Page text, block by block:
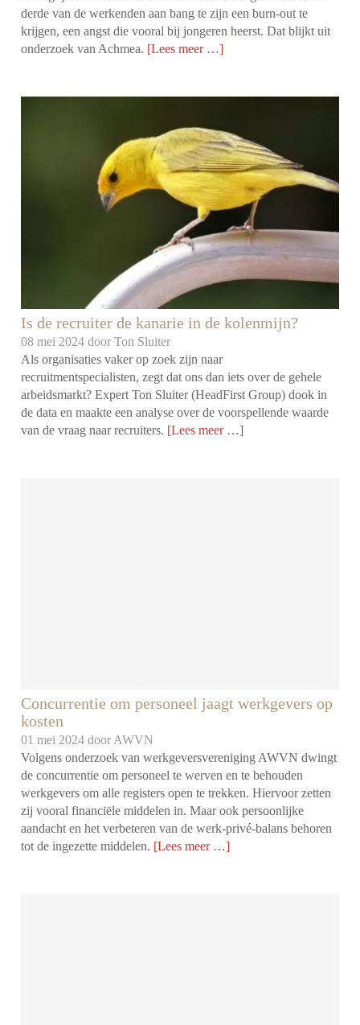
derde van de werkenden aan bang te zijn een burn-out te
krijgen, een angst die vooral bij jongeren heerst. Dat blijkt uit
onderzoek van Achmea. [Lees meer …]
Is de recruiter de kanarie in de kolenmijn?
08 mei 2024 doorTon Sluiter
Als organisaties vaker op zoek zijn naar
recruitmentspecialisten, zegt dat ons dan iets over de gehele
arbeidsmarkt? Expert Ton Sluiter (HeadFirst Group) dook in
de data en maakte een analyse over de voorspellende waarde
van de vraag naar recruiters. [Lees meer …]
Concurrentie om personeel jaagt werkgevers op
kosten
01 mei 2024 door AWVN
Volgens onderzoek van werkgeversvereniging AWVN dwingt
de concurrentie om personeel te werven en te behouden
werkgevers om alle registers open te trekken. Hiervoor zetten
zij vooral financiële middelen in. Maar ook persoonlijke
aandacht en het verbeteren van de werk-privé-balans behoren
tot de ingezette middelen. [Lees meer …]